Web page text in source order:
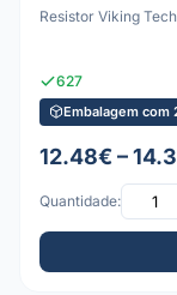
Resistor Viking
627
Embalagem com
12.48€ –
Quantidade: